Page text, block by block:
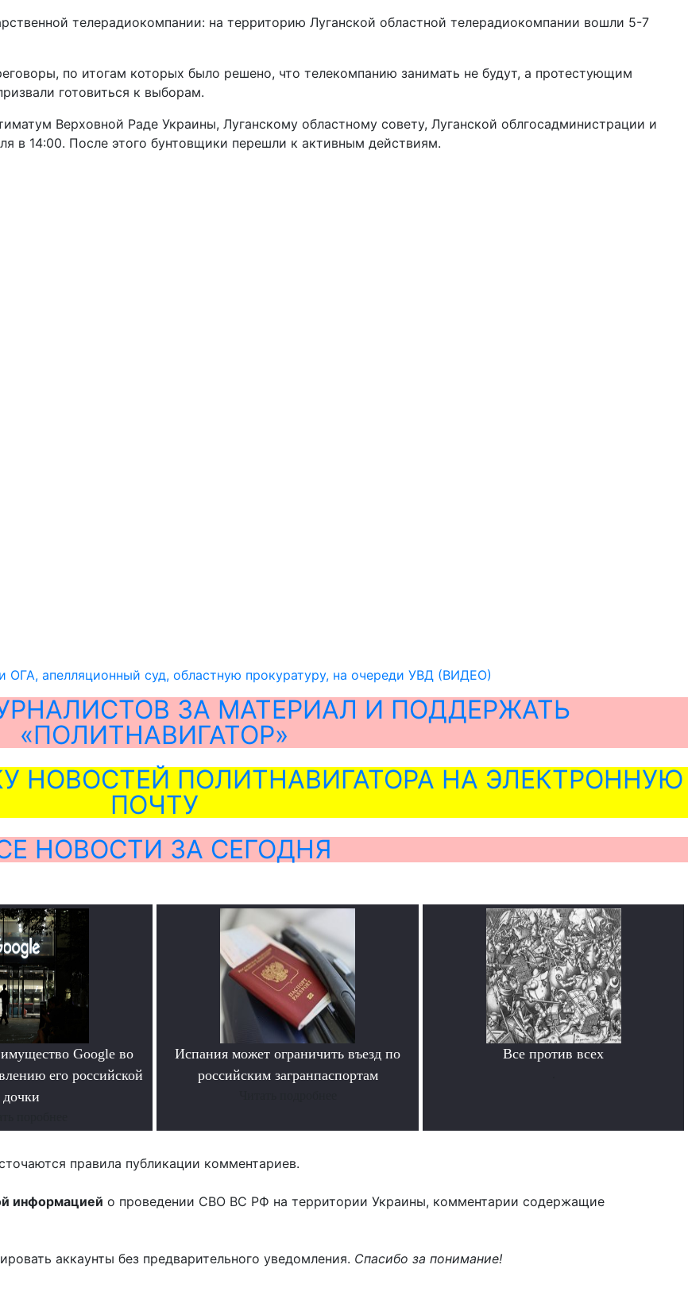
телерадиокомпании: на территорию Луганской областной телерадиокомпании вошли 5-7
по итогам которых было решено, что телекомпанию занимать не будут, а протестующим
готовиться к выборам.
Верховной Раде Украины, Луганскому областному совету, Луганской облгосадминистрации и
в 14:00. После этого бунтовщики перешли к активным действиям.
ОГА, апелляционный суд, областную прокуратуру, на очереди УВД (ВИДЕО)
ЗА МАТЕРИАЛ И ПОДДЕРЖАТЬ
«ПОЛИТНАВИГАТОР»
НОВОСТЕЙ ПОЛИТНАВИГАТОРА НА ЭЛЕКТРОННУЮ
ПОЧТУ
НОВОСТИ ЗА СЕГОДНЯ
Google во
его российской
дочки
Испания может ограничить въезд по
российским загранпаспортам
Все против всех
правила публикации комментариев.
информацией о проведении СВО ВС РФ на территории Украины, комментарии содержащие
аккаунты без предварительного уведомления. Спасибо за понимание!